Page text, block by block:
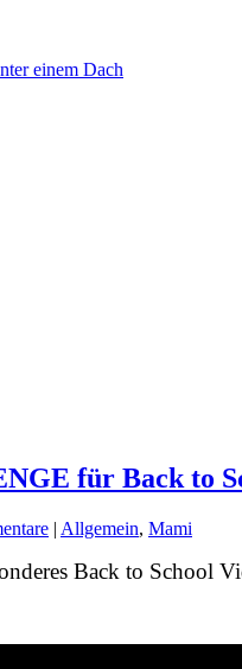
einem Dach
für Back to
| Allgemein, Mami
Back to